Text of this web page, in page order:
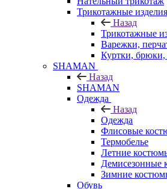
Трикотажные
Назад
Трикотажные
Варежки,
Куртки, брюки,
SHAMAN
Назад
SHAMAN
Одежда
Назад
Одежда
Флисовые
Термобелье
Летние
Демисезонные
Зимние
Обувь